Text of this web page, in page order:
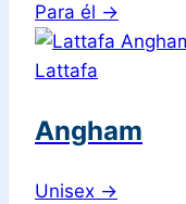
Para él →
Lattafa
Angham
Unisex →